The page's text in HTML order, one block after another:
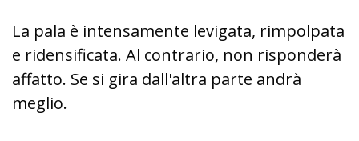
La pala è intensamente levigata, rimpolpata
e ridensificata. Al contrario, non risponderà
affatto. Se si gira dall'altra parte andrà
meglio.